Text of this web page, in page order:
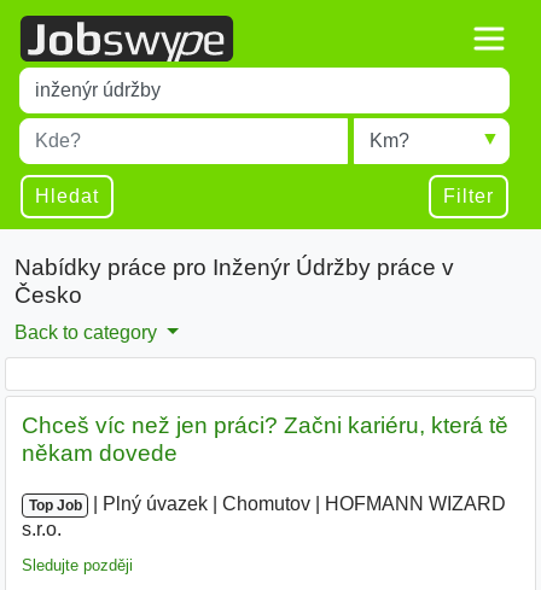
Title
Type 1 or more characters for results.
Místo
Type 1 or more characters for results.
Radius
Hledat Filter
Nabídky práce pro Inženýr Údržby práce v
Česko
Back to category
Chceš víc než jen práci? Začni kariéru, která tě
někam dovede
Top Job Plný úvazek Chomutov
HOFMANN WIZARD
s.r.o.
Sledujte později